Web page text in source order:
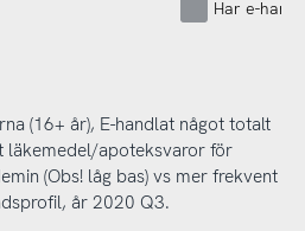
Har e-
(16+ år), E-handlat något totalt
läkemedel/apoteksvaror för
(Obs! låg bas) vs mer frekvent
år 2020 Q3.